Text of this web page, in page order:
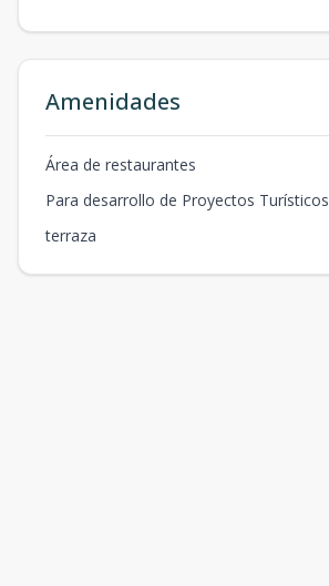
Amenidades
Área de restaurantes
Para desarrollo de Proyectos Turísticos
terraza